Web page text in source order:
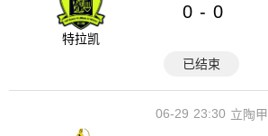
特拉凯
0 - 0
已结束
23:30
06-29 立陶甲